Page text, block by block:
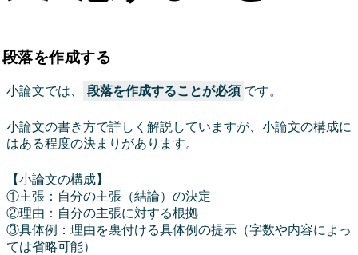
段落を作成する
小論文では、 段落を作成することが必須 です。
小論文の書き方で詳しく解説していますが、小論文の構成に
はある程度の決まりがあります。
【小論文の構成】
①主張：自分の主張（結論）の決定
②理由：自分の主張に対する根拠
③具体例：理由を裏付ける具体例の提示（字数や内容によっ
ては省略可能）